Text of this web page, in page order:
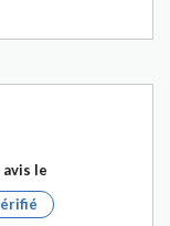
avis le